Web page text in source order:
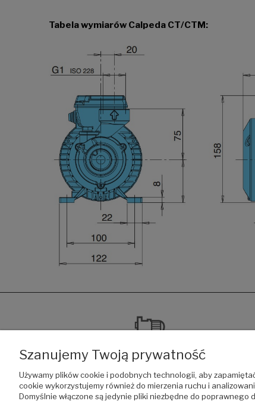
Tabela wymiarów Calpeda CT/CTM:
Skleppompyhydrofory.plnależy do firmy EKOPOMP,
Szanujemy Twoją prywatność
Używamy plików cookie i podobnych technologii, aby
cookie wykorzystujemy również do mierzenia ruchu i
Domyślnie włączone są jedynie pliki niezbędne do